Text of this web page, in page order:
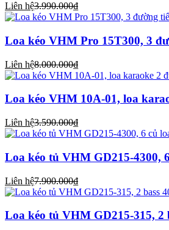
Liên hệ3.990.000₫
Loa kéo VHM Pro 15T300, 3
Liên hệ8.000.000₫
Loa kéo VHM 10A-01, loa
Liên hệ3.590.000₫
Loa kéo tủ VHM GD215-4300,
Liên hệ7.900.000₫
Loa kéo tủ VHM GD215-315, 2